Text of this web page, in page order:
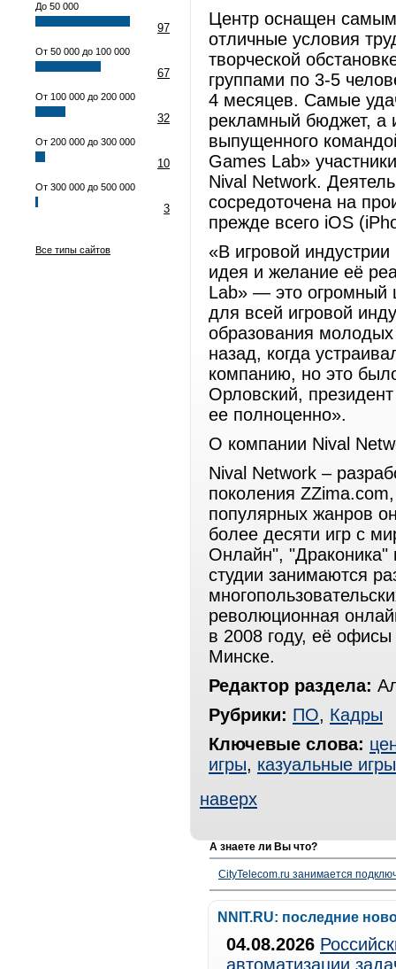
До 50 000
97
От 50 000 до 100 000
67
От 100 000 до 200 000
32
От 200 000 до 300 000
10
От 300 000 до 500 000
3
Все типы сайтов
Центр оснащен
отличные условия
творческой
группами по 3-5
4 месяцев. Самые
рекламный бюджет, а
выпущенного
Games Lab»
Nival Network.
сосредоточена на
прежде всего iOS
«В игровой
идея и желание её
Lab» — это огромный
для всей игровой
образования молодых
назад, когда
компанию, но это
Орловский,
ее полноценно».
О компании Nival
Nival Network –
поколения
популярных жанров
более десяти игр с
Онлайн", "Драконика"
студии занимаются
революционная
в 2008 году, её
Минске.
Редактор раздела:
Рубрики: ПО, Кадры
Ключевые слова:
игры, казуальные игры
наверх
А знаете ли Вы что?
CityTelecom.ru занимается
NNIT.RU: последние
04.08.2026
автоматизации